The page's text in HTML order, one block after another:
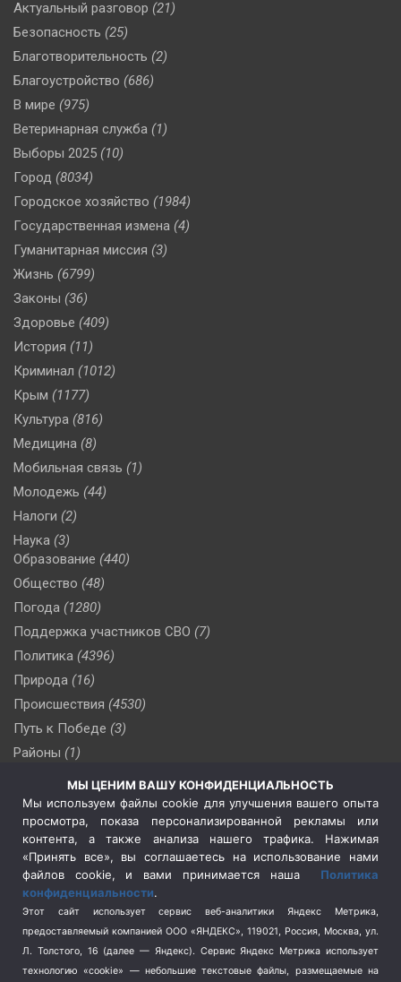
Актуальный разговор (21)
Безопасность (25)
Благотворительность (2)
Благоустройство (686)
В мире (975)
Ветеринарная служба (1)
Выборы 2025 (10)
Город (8034)
Городское хозяйство (1984)
Государственная измена (4)
Гуманитарная миссия (3)
Жизнь (6799)
Законы (36)
Здоровье (409)
История (11)
Криминал (1012)
Крым (1177)
Культура (816)
Медицина (8)
Мобильная связь (1)
Молодежь (44)
Налоги (2)
Наука (3)
Образование (440)
Общество (48)
Погода (1280)
Поддержка участников СВО (7)
Политика (4396)
Природа (16)
Происшествия (4530)
Путь к Победе (3)
Районы (1)
Сельское хозяйство (3)
Социальная политика
(3)
Спецоперация в Украине
Спецоперация на Украине
(404)
Спорт (740)
Терроризм (1)
Транспорт (262)
МЫ ЦЕНИМ ВАШУ КОНФИДЕНЦИАЛЬНОСТЬ
Мы используем файлы cookie для улучшения вашего опыта
просмотра, показа персонализированной рекламы или
контента, а также анализа нашего трафика. Нажимая
«Принять все», вы соглашаетесь на использование нами
файлов cookie, и вами принимается наша Политика
конфиденциальности.
Этот сайт использует сервис веб-аналитики Яндекс Метрика,
предоставляемый компанией ООО «ЯНДЕКС», 119021, Россия, Москва, ул.
Л. Толстого, 16 (далее — Яндекс). Сервис Яндекс Метрика использует
технологию «cookie» — небольшие текстовые файлы, размещаемые на